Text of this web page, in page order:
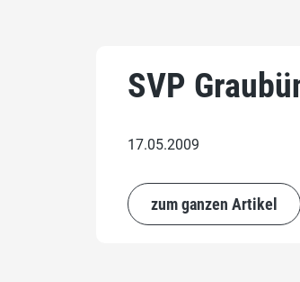
SVP
17.05.2009
zum ganzen Artikel